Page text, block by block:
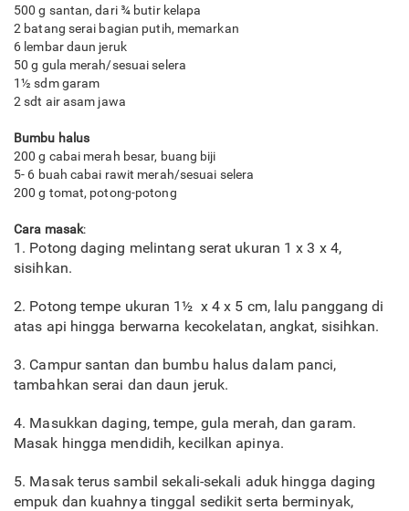
500 g santan, dari ¾ butir kelapa
2 batang serai bagian putih, memarkan
6 lembar daun jeruk
50 g gula merah/sesuai selera
1½ sdm garam
2 sdt air asam jawa
Bumbu halus
200 g cabai merah besar, buang biji
5- 6 buah cabai rawit merah/sesuai selera
200 g tomat, potong-potong
Cara masak:
1. Potong daging melintang serat ukuran 1 x 3 x 4,
sisihkan.
2. Potong tempe ukuran 1½ x 4 x 5 cm, lalu panggang di
atas api hingga berwarna kecokelatan, angkat, sisihkan.
3. Campur santan dan bumbu halus dalam panci,
tambahkan serai dan daun jeruk.
4. Masukkan daging, tempe, gula merah, dan garam.
Masak hingga mendidih, kecilkan apinya.
5. Masak terus sambil sekali-sekali aduk hingga daging
empuk dan kuahnya tinggal sedikit serta berminyak,